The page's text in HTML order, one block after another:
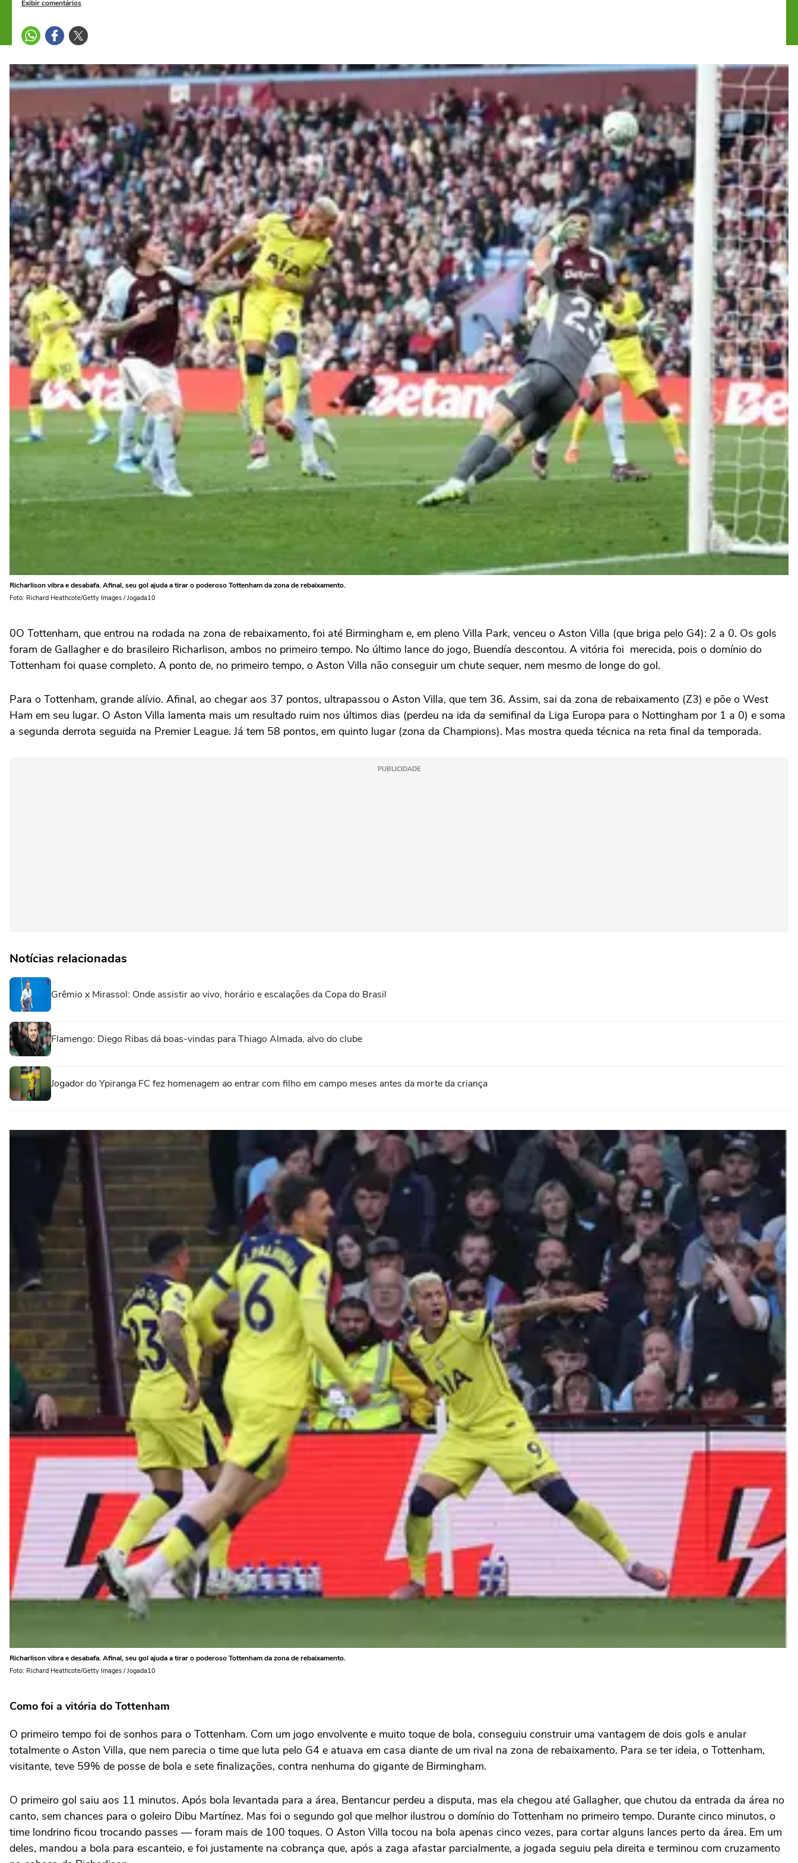
Exibir comentários
Richarlison vibra e desabafa. Afinal, seu gol ajuda a tirar o poderoso Tottenham da zona de rebaixamento.
Foto: Richard Heathcote/Getty Images / Jogada10
0O Tottenham, que entrou na rodada na zona de rebaixamento, foi até Birmingham e, em pleno Villa Park, venceu o Aston Villa (que briga pelo G4): 2 a 0. Os gols
foram de Gallagher e do brasileiro Richarlison, ambos no primeiro tempo. No último lance do jogo, Buendía descontou. A vitória foi merecida, pois o domínio do
Tottenham foi quase completo. A ponto de, no primeiro tempo, o Aston Villa não conseguir um chute sequer, nem mesmo de longe do gol.
Para o Tottenham, grande alívio. Afinal, ao chegar aos 37 pontos, ultrapassou o Aston Villa, que tem 36. Assim, sai da zona de rebaixamento (Z3) e põe o West
Ham em seu lugar. O Aston Villa lamenta mais um resultado ruim nos últimos dias (perdeu na ida da semifinal da Liga Europa para o Nottingham por 1 a 0) e soma
a segunda derrota seguida na Premier League. Já tem 58 pontos, em quinto lugar (zona da Champions). Mas mostra queda técnica na reta final da temporada.
PUBLICIDADE
Notícias relacionadas
Grêmio x Mirassol: Onde assistir ao vivo, horário e escalações da Copa do Brasil
Flamengo: Diego Ribas dá boas-vindas para Thiago Almada, alvo do clube
Jogador do Ypiranga FC fez homenagem ao entrar com filho em campo meses antes da morte da criança
Richarlison vibra e desabafa. Afinal, seu gol ajuda a tirar o poderoso Tottenham da zona de rebaixamento.
Foto: Richard Heathcote/Getty Images / Jogada10
Como foi a vitória do Tottenham
O primeiro tempo foi de sonhos para o Tottenham. Com um jogo envolvente e muito toque de bola, conseguiu construir uma vantagem de dois gols e anular
totalmente o Aston Villa, que nem parecia o time que luta pelo G4 e atuava em casa diante de um rival na zona de rebaixamento. Para se ter ideia, o Tottenham,
visitante, teve 59% de posse de bola e sete finalizações, contra nenhuma do gigante de Birmingham.
O primeiro gol saiu aos 11 minutos. Após bola levantada para a área, Bentancur perdeu a disputa, mas ela chegou até Gallagher, que chutou da entrada da área no
canto, sem chances para o goleiro Dibu Martínez. Mas foi o segundo gol que melhor ilustrou o domínio do Tottenham no primeiro tempo. Durante cinco minutos, o
time londrino ficou trocando passes — foram mais de 100 toques. O Aston Villa tocou na bola apenas cinco vezes, para cortar alguns lances perto da área. Em um
deles, mandou a bola para escanteio, e foi justamente na cobrança que, após a zaga afastar parcialmente, a jogada seguiu pela direita e terminou com cruzamento